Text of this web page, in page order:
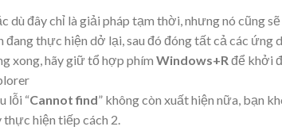
dù đây chỉ là giải pháp tạm thời, nhưng nó cũng
đang thực hiện dở lại, sau đó đóng tất cả các
xong, hãy giữ tổ hợp phím Windows+R để khởi
lỗi “Cannot find” không còn xuất hiện nữa, bạn
thực hiện tiếp cách 2.